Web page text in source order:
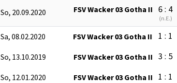
So, 20.09.2020 FSV Wacker 03 Gotha II 6 : 4
(n.E.)
Sa, 08.02.2020 FSV Wacker 03 Gotha II 1 : 1
So, 13.10.2019 FSV Wacker 03 Gotha II 3 : 5
So, 12.01.2020 FSV Wacker 03 Gotha II 1 : 1